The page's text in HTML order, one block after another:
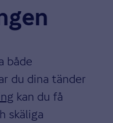
både
du dina tänder
kan du få
skäliga